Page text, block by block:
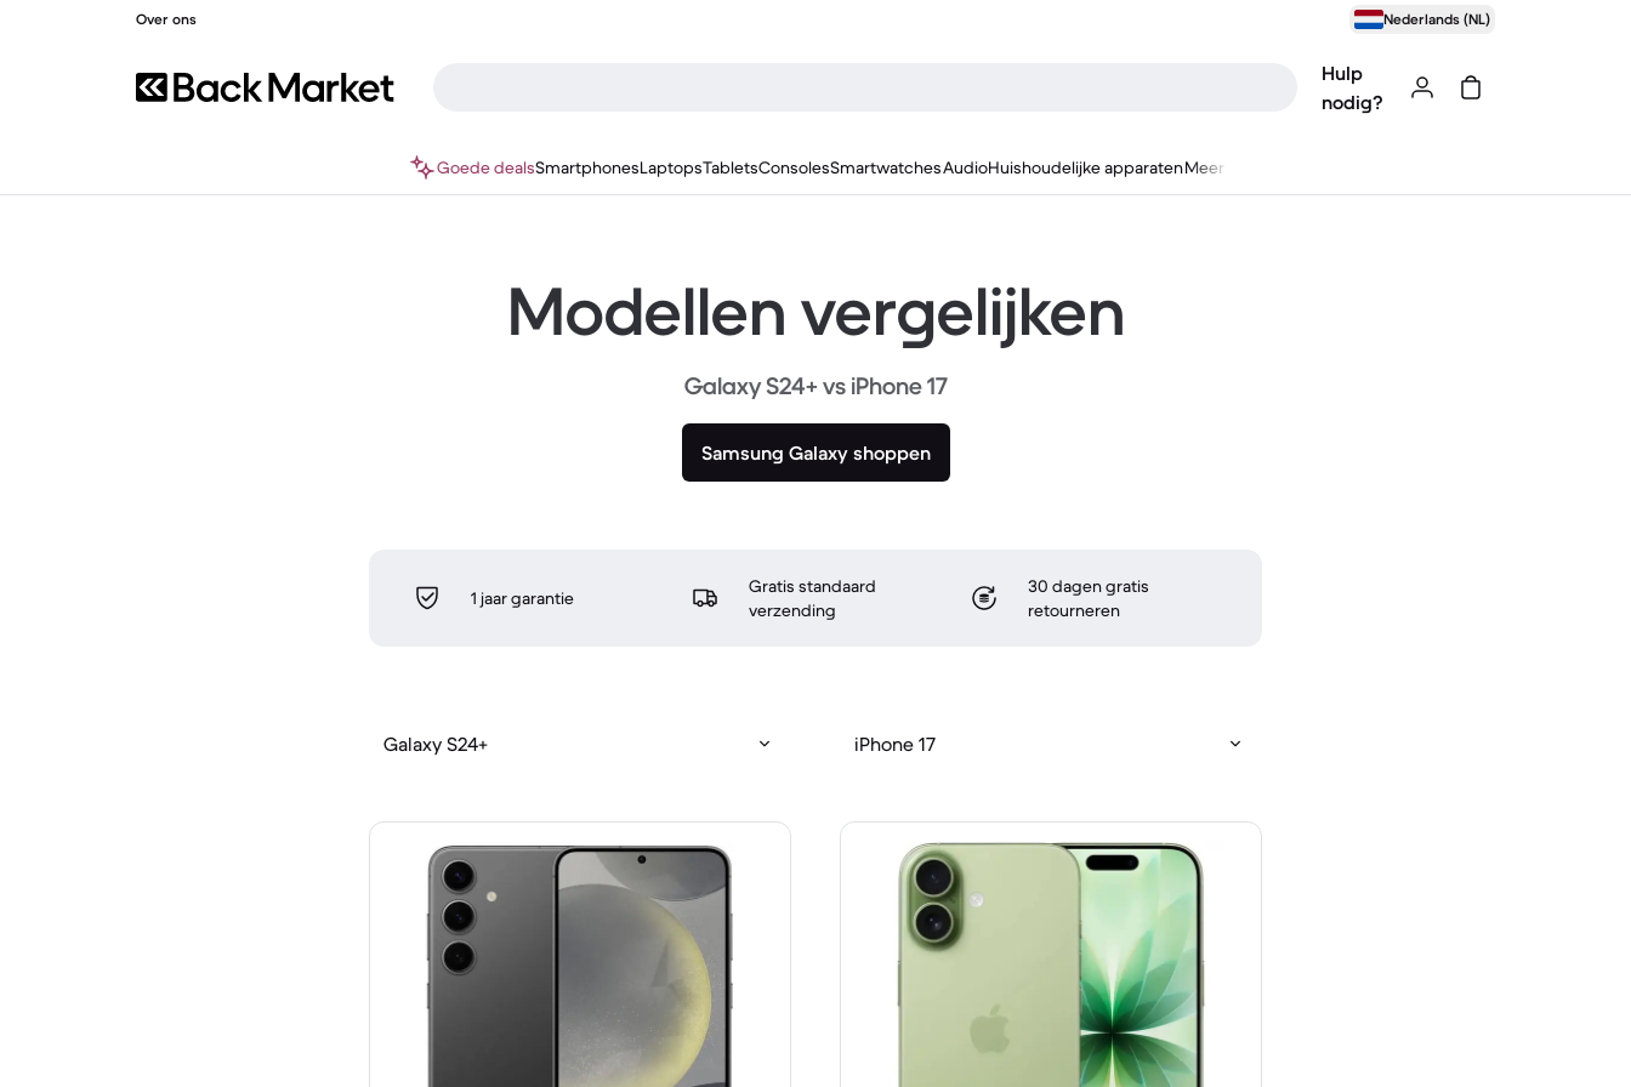
Over ons Nederlands (NL)
Hulp
nodig?
Goede dealsSmartphonesLaptopsTabletsConsolesSmartwatchesAudioHuishoudelijke apparatenMeer
Modellen vergelijken
Galaxy S24+ vs iPhone 17
Samsung Galaxy shoppen
1 jaar garantie
Gratis standaard
verzending
30 dagen gratis
retourneren
Galaxy S24+ iPhone 17